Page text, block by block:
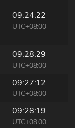
09:24:22
UTC+08:00
09:28:29
UTC+08:00
09:27:12
UTC+08:00
09:28:19
UTC+08:00